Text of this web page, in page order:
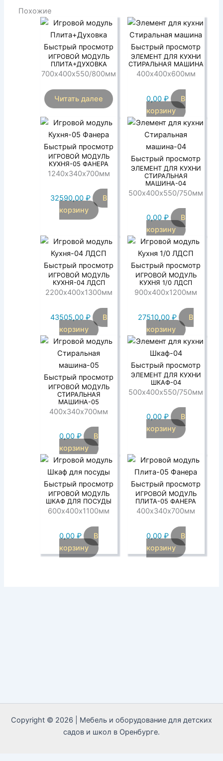
Похожие
Быстрый просмотр
ИГРОВОЙ МОДУЛЬ
ПЛИТА+ДУХОВКА
700х400х550/800мм
Читать далее
Быстрый просмотр
ЭЛЕМЕНТ ДЛЯ КУХНИ
СТИРАЛЬНАЯ МАШИНА
400х400х600мм
0,00 ₽
В
корзину
Быстрый просмотр
ИГРОВОЙ МОДУЛЬ
КУХНЯ-05 ФАНЕРА
1240х340х700мм
32590,00 ₽
В
корзину
Быстрый просмотр
ЭЛЕМЕНТ ДЛЯ КУХНИ
СТИРАЛЬНАЯ
МАШИНА-04
500х400х550/750мм
0,00 ₽
В
корзину
Быстрый просмотр
ИГРОВОЙ МОДУЛЬ
КУХНЯ-04 ЛДСП
2200х400х1300мм
43505,00 ₽
В
корзину
Быстрый просмотр
ИГРОВОЙ МОДУЛЬ
КУХНЯ 1/0 ЛДСП
900х400х1200мм
27510,00₽
В
корзину
Быстрый просмотр
ИГРОВОЙ МОДУЛЬ
СТИРАЛЬНАЯ
МАШИНА-05
400х340х700мм
0,00 ₽
В
корзину
Быстрый просмотр
ЭЛЕМЕНТ ДЛЯ КУХНИ
ШКАФ-04
500х400х550/750мм
0,00 ₽
В
корзину
Быстрый просмотр
ИГРОВОЙ МОДУЛЬ
ШКАФ ДЛЯ ПОСУДЫ
600х400х1100мм
0,00 ₽
В
корзину
Быстрый просмотр
ИГРОВОЙ МОДУЛЬ
ПЛИТА-05 ФАНЕРА
400х340х700мм
0,00 ₽
В
корзину
Copyright © 2026 | Мебель и оборудование для детских
садов и школ в Оренбурге.